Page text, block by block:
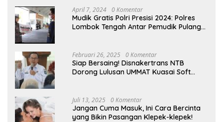
April 7, 2024 0 Komentar
Mudik Gratis Polri Presisi 2024: Polres
Lombok Tengah Antar Pemudik Pulang
Februari 26, 2025 0 Komentar
Siap Bersaing! Disnakertrans NTB
Dorong Lulusan UMMAT Kuasai Soft
Juli 13, 2025 0 Komentar
Jangan Cuma Masuk, Ini Cara Bercinta
yang Bikin Pasangan Klepek-klepek!